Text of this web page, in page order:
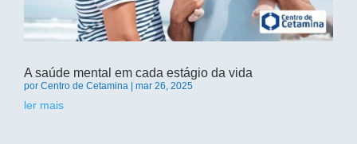
A saúde mental em cada estágio da vida
por Centro de Cetamina mar 26, 2025
ler mais